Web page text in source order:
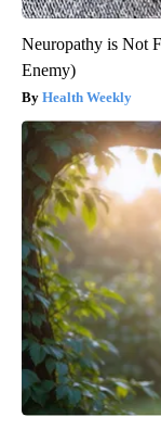
Neuropathy is Not
Enemy)
Health Weekly